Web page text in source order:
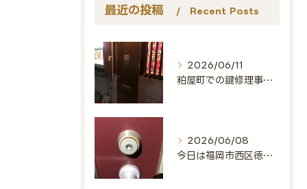
最近の投稿 Recent Posts
2026/06/11
粕屋町での鍵修理事例🔑
2026/06/08
今日は福岡市西区徳永北にお邪魔しました🔑